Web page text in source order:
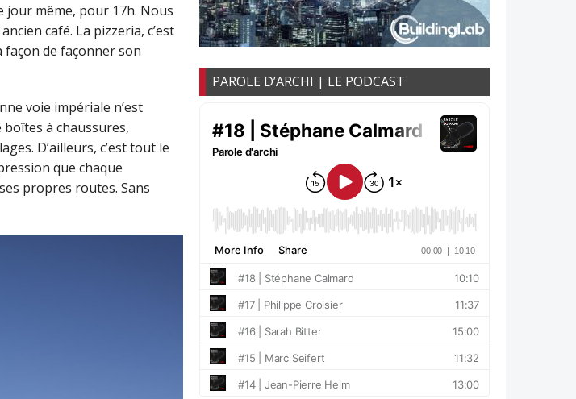
jour même, pour 17h. Nous
café. La pizzeria, c’est
façon de façonner son
voie impériale n’est
boîtes à chaussures,
D’ailleurs, c’est tout le
que chaque
propres routes. Sans
PAROLE D’ARCHI | LE PODCAST